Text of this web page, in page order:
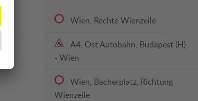
Wien, Rechte Wienzeile
A4, Ost Autobahn, Budapest (H)
- Wien
Wien, Bacherplatz, Richtung
Wienzeile